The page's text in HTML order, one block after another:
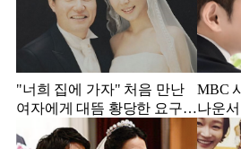
"너희 집에 가자" 처음 만난
여자에게 대뜸 황당한 요구
했다는 MBC 아나운서
MBC
나운